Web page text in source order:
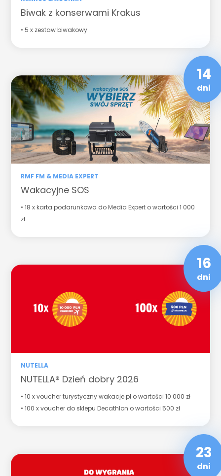
Biwak z konserwami Krakus
• 5 x zestaw biwakowy
RMF FM & MEDIA EXPERT
Wakacyjne SOS
• 18 x karta podarunkowa do Media Expert o wartości 1 000
zł
14
dni
NUTELLA
NUTELLA® Dzień dobry 2026
• 10 x voucher turystyczny wakacje.pl o wartości 10 000 zł
• 100 x voucher do sklepu Decathlon o wartości 500 zł
16
dni
23
dni